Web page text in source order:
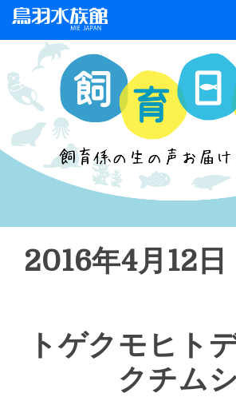
2016年4月12日
トゲクモヒト
クチムシ